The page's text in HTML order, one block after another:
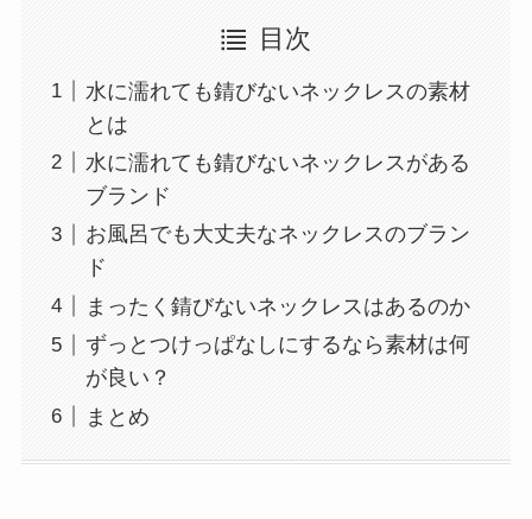
目次
水に濡れても錆びないネックレスの素材
とは
水に濡れても錆びないネックレスがある
ブランド
お風呂でも大丈夫なネックレスのブラン
ド
まったく錆びないネックレスはあるのか
ずっとつけっぱなしにするなら素材は何
が良い？
まとめ